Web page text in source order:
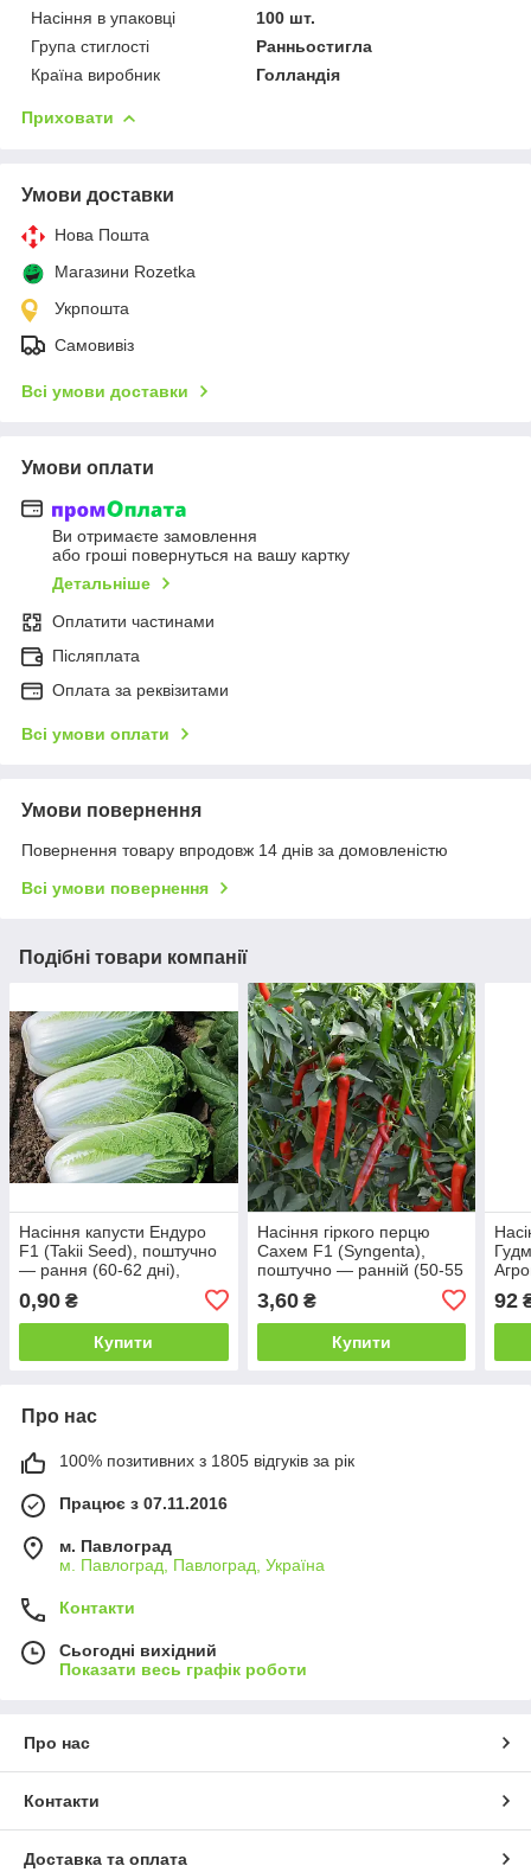
Насіння в упаковці
100 шт.
Група стиглості
Ранньостигла
Країна виробник
Голландія
Приховати
Умови доставки
Нова Пошта
Магазини Rozetka
Укрпошта
Самовивіз
Всі умови доставки
Умови оплати
Ви отримаєте замовлення
або гроші повернуться на вашу картку
Детальніше
Оплатити частинами
Післяплата
Оплата за реквізитами
Всі умови оплати
Умови повернення
Повернення товару впродовж 14 днів за домовленістю
Всі умови повернення
Подібні товари компанії
Насіння капусти Ендуро
F1 (Takii Seed), поштучно
— рання (60-62 дні),
обороту
0,90 ₴
Купити
Насіння гіркого перцю
Сахем F1 (Syngenta),
поштучно — ранній (50-55
3,60₴
Купити
92
Про нас
100% позитивних з 1805 відгуків за рік
Працює з 07.11.2016
м. Павлоград
м. Павлоград, Павлоград, Україна
Контакти
Сьогодні вихідний
Показати весь графік роботи
Про нас
Контакти
Доставка та оплата